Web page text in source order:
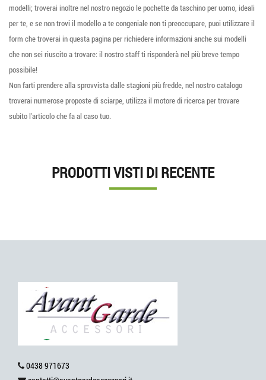
modelli; troverai inoltre nel nostro negozio le pochette da taschino per uomo, ideali
per te, e se non trovi il modello a te congeniale non ti preoccupare, puoi utilizzare il
form che troverai in questa pagina per richiedere informazioni anche sui modelli
che non sei riuscito a trovare: il nostro staff ti risponderà nel più breve tempo
possibile!
Non farti prendere alla sprovvista dalle stagioni più fredde, nel nostro catalogo
troverai numerose proposte di sciarpe, utilizza il motore di ricerca per trovare
subito l'articolo che fa al caso tuo.
PRODOTTI VISTI DI RECENTE
0438 971673